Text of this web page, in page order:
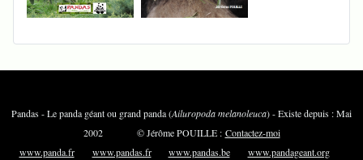
Pandas - Le panda géant ou grand panda (Ailuropoda melanoleuca) - Existe depuis : Mai
2002 © Jérôme POUILLE : Contactez-moi
www.panda.fr
www.pandas.fr www.pandas.be www.pandageant.org